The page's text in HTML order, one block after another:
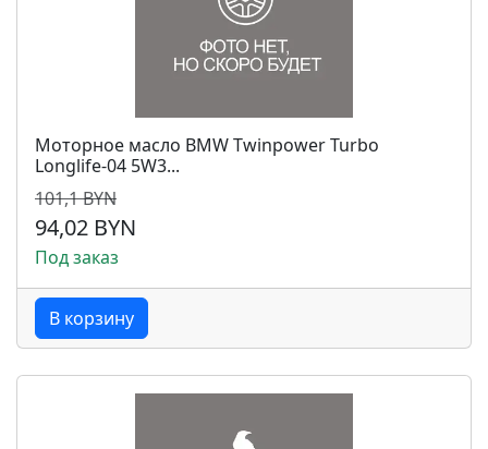
Моторное масло BMW Twinpower Turbo
Longlife-04 5W3...
101,1 BYN
94,02 BYN
Под заказ
В корзину